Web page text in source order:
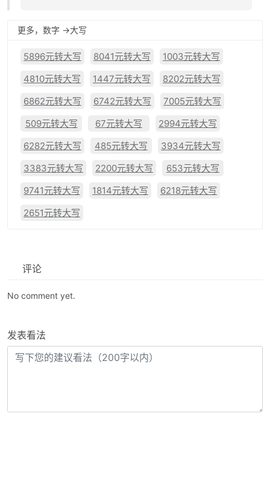
更多，数字 ->大写
5896元转大写 8041元转大写
1003元转大写
4810元转大写
1447元转大写
8202元转大写
6862元转大写
6742元转大写
7005元转大写
509元转大写
67元转大写
2994元转大写
6282元转大写
485元转大写
3934元转大写
3383元转大写
2200元转大写
653元转大写
9741元转大写
1814元转大写
6218元转大写
2651元转大写
评论
No comment yet.
发表看法